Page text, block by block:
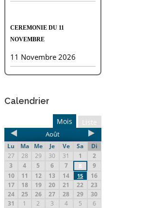
CEREMONIE DU 11
NOVEMBRE
11 Novembre 2026
Calendrier
Liste
Mois
Août
Lu Ma Me Je Ve Sa
Di
27
28 29 30 31 1
2
3
4 5 6 7 8
9
10
11 12 13 14 15
16
17
18 19 20 21 22
23
24
25 26 27 28 29
30
31
1 2 3 4 5 6